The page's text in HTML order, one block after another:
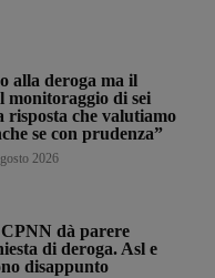
alla deroga ma il
monitoraggio di sei
risposta che valutiamo
se con prudenza”
2026
dà parere
di deroga. Asl e
disappunto